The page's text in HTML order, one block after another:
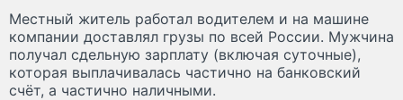
Местный житель работал водителем и на машине
компании доставлял грузы по всей России. Мужчина
получал сдельную зарплату (включая суточные),
которая выплачивалась частично на банковский
счёт, а частично наличными.